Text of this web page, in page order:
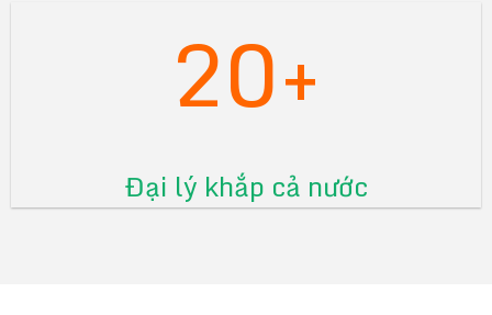
20+
Đại lý khắp cả nước